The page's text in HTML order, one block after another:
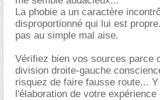
La phobie a un caractère
disproportionné qui lui est
pas au simple mal aise.
Vérifiez bien vos sources parce
division droite-gauche
risquez de faire fausse route...
l'élaboration de votre